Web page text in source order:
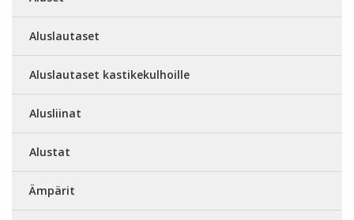
Aluslautaset
Aluslautaset kastikekulhoille
Alusliinat
Alustat
Ämpärit